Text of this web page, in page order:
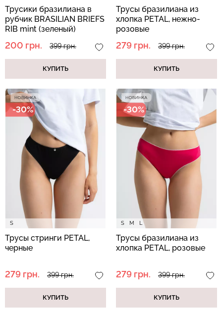
Трусики бразилиана в
рубчик BRASILIAN BRIEFS
RIB mint (зеленый)
200 грн. 399 грн.
КУПИТЬ
Трусы бразилиана из
хлопка PETAL, нежно-
розовые
279 грн. 399 грн.
КУПИТЬ
S
-30%
Трусы стринги PETAL,
черные
279 грн. 399 грн.
КУПИТЬ
S M L
-30%
Трусы бразилиана из
хлопка PETAL, розовые
279 грн. 399 грн.
КУПИТЬ
Велосипедки с высокой
талией TRACKS 01
(черный) Giulia
384 грн. 549 грн.
Бесшовная бразилиана с
легкой коррекцией
BRASILIAN SHAPEWEAR
black (черный) Giulia
258 грн.
369 грн.